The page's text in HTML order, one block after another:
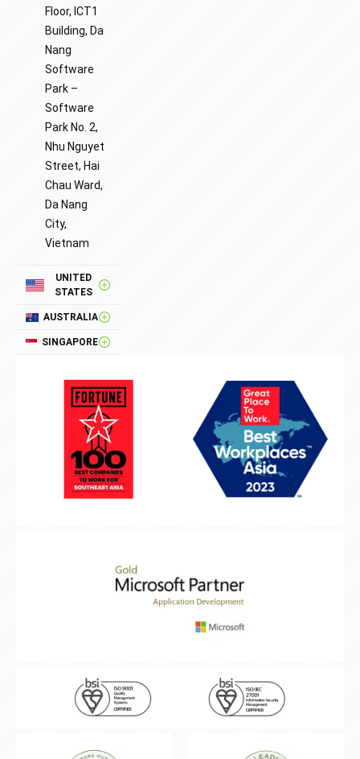
Floor, ICT1
Building, Da
Nang
Software
Park –
Software
Park No. 2,
Nhu Nguyet
Street, Hai
Chau Ward,
Da Nang
City,
Vietnam
UNITED
STATES
AUSTRALIA
SINGAPORE